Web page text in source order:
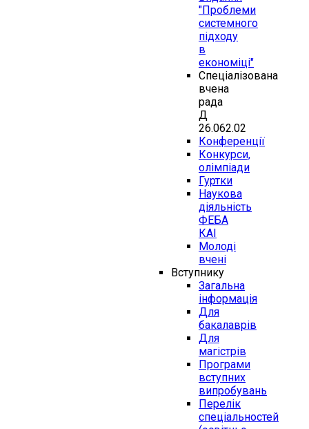
"Проблеми
системного
підходу
в
економіці"
Спеціалізована
вчена
рада
Д
26.062.02
Конференції
Конкурси,
олімпіади
Гуртки
Наукова
діяльність
ФЕБА
КАІ
Молоді
вчені
Вступнику
Загальна
інформація
Для
бакалаврів
Для
магістрів
Програми
вступних
випробувань
Перелік
спеціальностей